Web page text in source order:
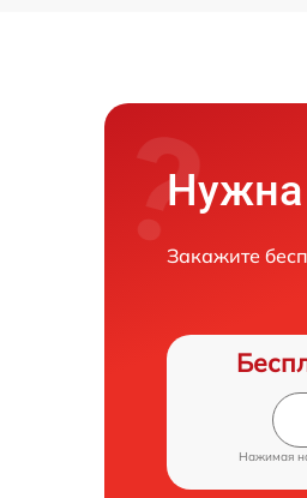
Нужна
Закажите
Нажимая